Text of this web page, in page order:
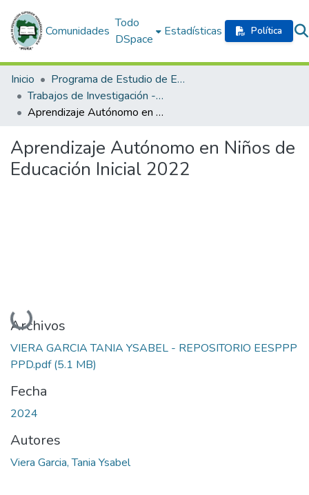
Comunidades
Todo
DSpace
Estadísticas Política
Inicio
Programa de Estudio de Educación Inicial
Trabajos de Investigación - Programa de Profesionalización Docente
Aprendizaje Autónomo en Niños de Educación Inicial 2022
Aprendizaje Autónomo en Niños de
Educación Inicial 2022
Cargando...
Archivos
VIERA GARCIA TANIA YSABEL - REPOSITORIO EESPPP
PPD.pdf(5.1 MB)
Fecha
2024
Autores
Viera Garcia, Tania Ysabel